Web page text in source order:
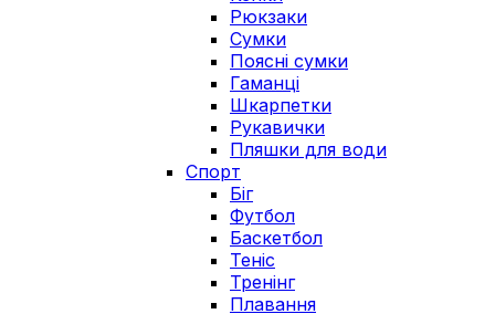
Рюкзаки
Сумки
Поясні сумки
Гаманці
Шкарпетки
Рукавички
Пляшки для води
Спорт
Біг
Футбол
Баскетбол
Теніс
Тренінг
Плавання